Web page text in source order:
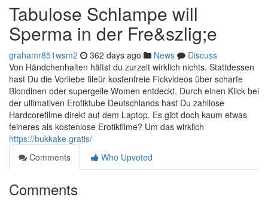
Tabulose Schlampe will
Sperma in der Fre&szlig;e
grahamr851wsm2 362 days ago News
Discuss
Von Händchenhalten hältst du zurzeit wirklich nichts. Stattdessen
hast Du die Vorliebe fileür kostenfreie Fickvideos über scharfe
Blondinen oder supergeile Women entdeckt. Durch einen Klick bei
der ultimativen Erotiktube Deutschlands hast Du zahllose
Hardcorefilme direkt auf dem Laptop. Es gibt doch kaum etwas
feineres als kostenlose Erotikfilme? Um das wirklich
https://bukkake.gratis/
Comments
Who Upvoted
Comments